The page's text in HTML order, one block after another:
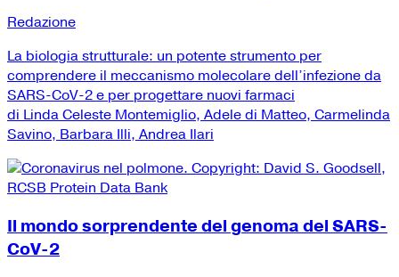
Redazione
La biologia strutturale: un potente strumento per
comprendere il meccanismo molecolare dell’infezione da
SARS-CoV-2 e per progettare nuovi farmaci
di Linda Celeste Montemiglio, Adele di Matteo, Carmelinda
Savino, Barbara Illi, Andrea Ilari
Il mondo sorprendente del genoma del SARS-
CoV-2